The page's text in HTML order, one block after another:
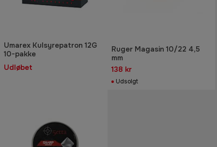
Umarex Kulsyrepatron 12G
10-pakke
Udløbet
Ruger Magasin 10/22 4,5
mm
138 kr
Udsolgt